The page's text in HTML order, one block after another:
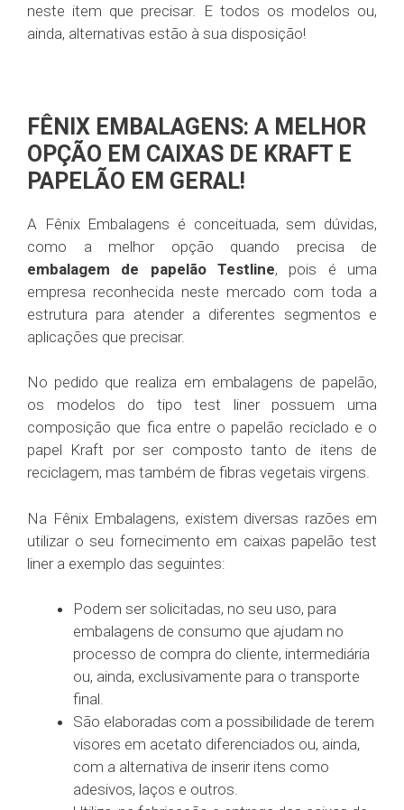
neste item que precisar. E todos os modelos ou,
ainda, alternativas estão à sua disposição!
FÊNIX EMBALAGENS: A MELHOR
OPÇÃO EM CAIXAS DE KRAFT E
PAPELÃO EM GERAL!
A Fênix Embalagens é conceituada, sem dúvidas,
como a melhor opção quando precisa de
embalagem de papelão Testline, pois é uma
empresa reconhecida neste mercado com toda a
estrutura para atender a diferentes segmentos e
aplicações que precisar.
No pedido que realiza em embalagens de papelão,
os modelos do tipo test liner possuem uma
composição que fica entre o papelão reciclado e o
papel Kraft por ser composto tanto de itens de
reciclagem, mas também de fibras vegetais virgens.
Na Fênix Embalagens, existem diversas razões em
utilizar o seu fornecimento em caixas papelão test
liner a exemplo das seguintes:
Podem ser solicitadas, no seu uso, para
embalagens de consumo que ajudam no
processo de compra do cliente, intermediária
ou, ainda, exclusivamente para o transporte
final.
São elaboradas com a possibilidade de terem
visores em acetato diferenciados ou, ainda,
com a alternativa de inserir itens como
adesivos, laços e outros.